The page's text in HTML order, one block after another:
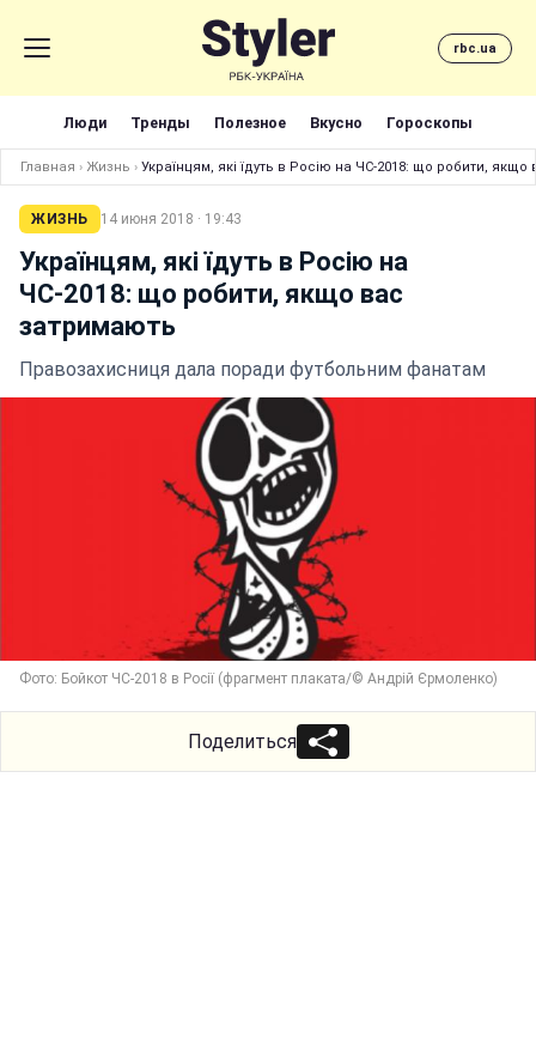
rbc.ua
Люди Тренды Полезное Вкусно Гороскопы
Главная › Жизнь › Українцям, які їдуть в Росію на ЧС-2018: що робити,
ЖИЗНЬ 14 июня 2018 · 19:43
Українцям, які їдуть в Росію на
ЧС-2018: що робити, якщо вас
затримають
Правозахисниця дала поради футбольним фанатам
Фото: Бойкот ЧС-2018 в Росії (фрагмент плаката/© Андрій Єрмоленко)
Поделиться